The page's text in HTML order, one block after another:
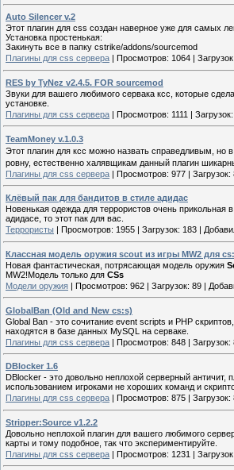
Auto Silencer v.2
Этот плагин для css создан наверное уже для самых
Установка простенькая:
Закинуть все в папку cstrike/addons/sourcemod
Плагины для css сервера
Просмотров: 1064 Загрузок:
RES by TyNez v2.4.5. FOR sourcemod
Звуки для вашего любимого сервака ксс, которые
установке.
Плагины для css сервера | Просмотров: 1111 | Загрузок:
TeamMoney v.1.0.3
Этот плагин для ксс можно назвать справедливым, но
ровну, естественно халявщикам данный плагин
Плагины для css сервера | Просмотров: 977 | Загрузок:
Клёвый пак для бандитов в стиле aдидас
Новенькая одежда для террористов очень прикольная
адидасе, то этот пак для вас.
Террористы
Просмотров: 1955 Загрузок: 183
Классная модель оружия scout из игры MW2 для
Новая фантастическая, потрясающая модель оружия
MW2!Модель только для CSs
Модели оружия | Просмотров: 962 | Загрузок: 89 |
GlobalBan (Old and New cs:s)
Global Ban - это сочитание event scripts и PHP
находятся в базе данных MySQL на серваке.
Плагины для css сервера | Просмотров: 848 | Загрузок:
DBlocker 1.6
DBlocker - это довольно неплохой серверный
использованием игроками не хороших команд и
Плагины для css сервера | Просмотров: 875 | Загрузок:
Stripper:Source v1.2.2
Довольно неплохой плагин для вашего любимого
карты и тому подобное, так что экспериментируйте.
Плагины для css сервера | Просмотров: 1231 | Загрузок: